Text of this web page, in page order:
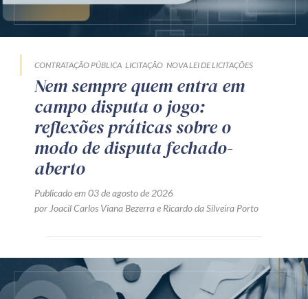
CONTRATAÇÃO PÚBLICA LICITAÇÃO NOVA LEI DE LICITAÇÕES
Nem sempre quem entra em
campo disputa o jogo:
reflexões práticas sobre o
modo de disputa fechado-
aberto
Publicado em 03 de agosto de 2026
por Joacil Carlos Viana Bezerrae Ricardo da Silveira Porto